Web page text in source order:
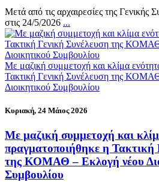
Μετά από τις αρχαιρεσίες της
στις 24/5/2026 ...
Με μαζική συμμετοχή και κλίμα
Τακτική Γενική Συνέλευση της
Διοικητικού Συμβουλίου
Κυριακή, 24 Μάιος 2026
Με μαζική συμμετοχή και
πραγματοποιήθηκε η Τακτική
της ΚΟΜΑΘ – Εκλογή νέου
Συμβουλίου